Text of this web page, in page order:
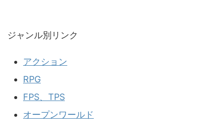
ジャンル別リンク
アクション
RPG
FPS、TPS
オープンワールド